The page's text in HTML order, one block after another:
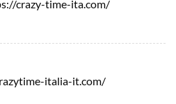
crazy-time-ita.com/
italia-it.com/